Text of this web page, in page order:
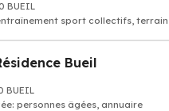
BUEIL
sport collectifs,
Bueil
BUEIL
personnes âgées, annuaire